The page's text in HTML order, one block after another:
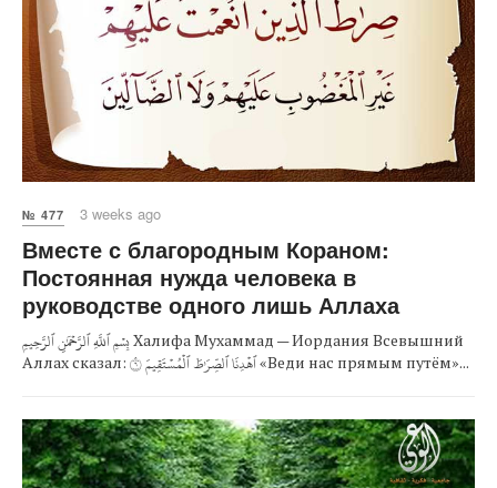
№ 477 3 weeks ago
Вместе с благородным Кораном:
Постоянная нужда человека в
руководстве одного лишь Аллаха
بِسۡمِ ٱللَّهِ ٱلرَّحۡمَٰنِ ٱلرَّحِيمِ Халифа Мухаммад — Иордания Всевышний
Аллах сказал: ٱهۡدِنَا ٱلصِّرَٰطَ ٱلۡمُسۡتَقِيمَ ٦ «Веди нас прямым путём»...